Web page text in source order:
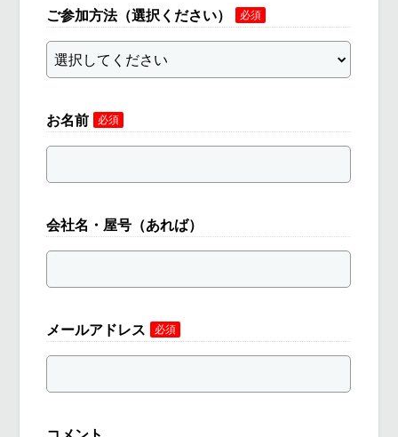
ご参加方法（選択ください） 必須
お名前 必須
会社名・屋号（あれば）
メールアドレス 必須